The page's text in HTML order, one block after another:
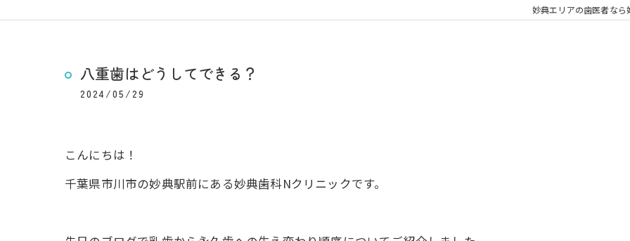
子ども
妙典エリアの歯医者な
八重歯はどうしてできる？
2024/05/29
こんにちは！
千葉県市川市の妙典駅前にある妙典歯科Nクリニックです。